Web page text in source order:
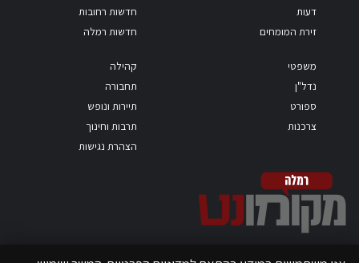
דעות
זירת המומחים
חדשות רחובות
חדשות רמלה
משפטי
נדל"ן
ספורט
צרכנות
קהילה
תחבורה
תיירות ונופש
תרבות וחינוך
הצהרת נגישות